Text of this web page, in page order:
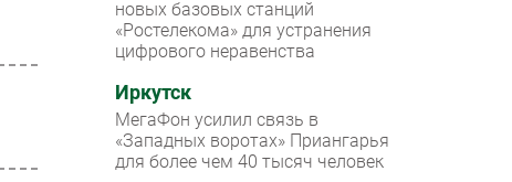
новых базовых станций
«Ростелекома» для устранения
цифрового неравенства
Иркутск
МегаФон усилил связь в
«Западных воротах» Приангарья
для более чем 40 тысяч человек